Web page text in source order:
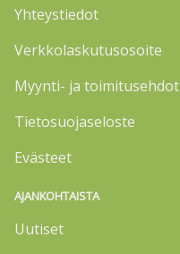
Yhteystiedot
Verkkolaskutusosoite
Myynti- ja toimitusehdot
Tietosuojaseloste
Evästeet
AJANKOHTAISTA
Uutiset